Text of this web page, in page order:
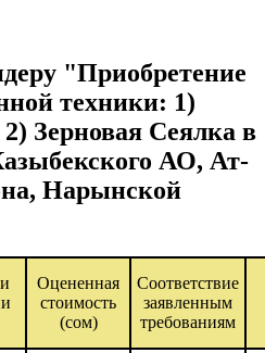
"Приобретение
техники: 1)
Зерновая Сеялка в
АО, Ат-
Нарынской
Оцененная
стоимость
(сом)
Соответствие
заявленным
требованиям